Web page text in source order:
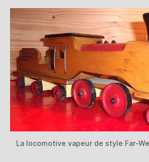
La locomotive vapeur de style Far-